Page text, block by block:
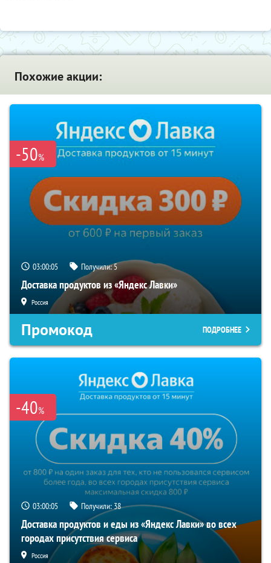
Похожие акции:
-50%
03:00:05 Получили:5
Доставка продуктов из «Яндекс Лавки»
Россия
Промокод ПОДРОБНЕЕ
-40%
03:00:05 Получили:38
Доставка продуктов и еды из «Яндекс Лавки» во всех
городах присутствия сервиса
Россия